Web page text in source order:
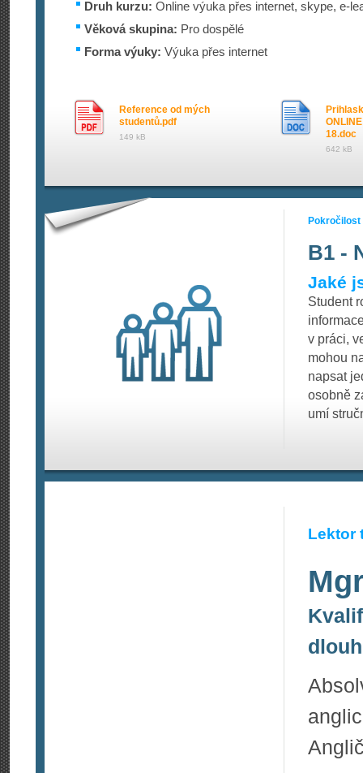
Druh kurzu: Online výuka přes internet, skype, e-
Věková skupina: Pro dospělé
Forma výuky: Výuka přes internet
Reference od mých
studentů.pdf
149 kB
18.doc
642 kB
Pokročilost
B1 -
Jaké
Student
v práci,
mohou
napsat
osobně
umí
Lektor